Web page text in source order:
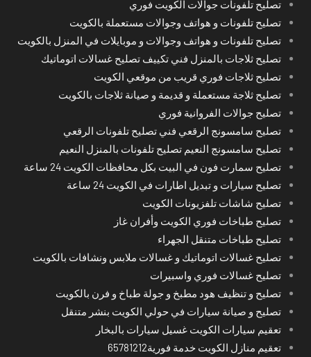
تصليح تلفونات جوالات الكويت فوري
تصليح تلفونات و هواتف وجوالات مستعملة بالكويت
تصليح تلفونات و هواتف وجوالات و موبايلات في المنزل بالكويت
تصليح ثلاجات بالمنزل فني تكييف تصليح غسالات اتوماتيك
تصليح ثلاجات فوري قريب من موقعي الكويت
تصليح ثلاجة مستعملة و قديمة و صيانة ثلاجات بالكويت
تصليح جوالات الفروانية فوري
تصليح سامسونج الرقعي فني تصليح تلفونات الرقعي
تصليح سامسونج النعيم تصليح تلفونات بالمنزل النعيم
تصليح سمارت فون في البيت بكل محافظات الكويت 24 ساعة
تصليح سيارات و تبديل اطارات في الكويت 24 ساعة
تصليح شاشات تلفزيونات الكويت
تصليح طباخات فوري الكويت وأفران غاز
تصليح طباخات متنقل الجهراء
تصليح غسالات اتوماتيك و غسالات ملابس ونشافات بالكويت
تصليح غسالات فوري واسبيرات
تصليح و تنظيف هود مطبخ و جولة طباخ و فرن بالكويت
تصليح و صيانة سيارات في حولي الكويت بنشر متنقل
تعقيم سيارات الكويت غسيل سيارات بالبخار
تعقيم منازل الكويت خدمة فورية65781212